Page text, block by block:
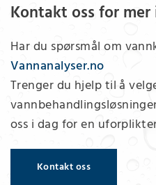
Kontakt oss for
Har du spørsmål om
Vannanalyser.no
Trenger du hjelp til å
oss i dag for en
Kontakt oss